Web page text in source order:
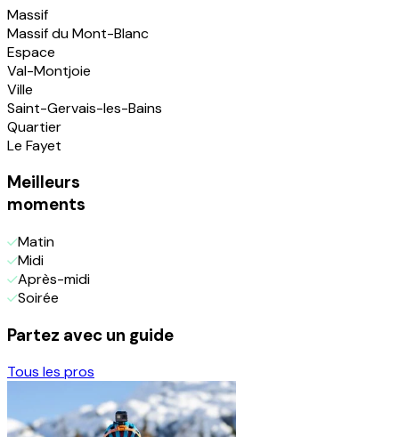
Massif
Massif du Mont-Blanc
Espace
Val-Montjoie
Ville
Saint-Gervais-les-Bains
Quartier
Le Fayet
Meilleurs
moments
Matin
Midi
Après-midi
Soirée
Partez avec un guide
Tous les pros